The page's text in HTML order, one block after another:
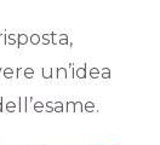
un’idea